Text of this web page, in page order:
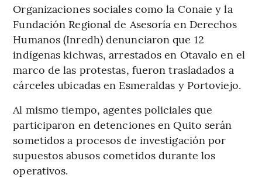
Organizaciones sociales como la Conaie y la
Fundación Regional de Asesoría en Derechos
Humanos (Inredh) denunciaron que 12
indígenas kichwas, arrestados en Otavalo en el
marco de las protestas, fueron trasladados a
cárceles ubicadas en Esmeraldas y Portoviejo.
Al mismo tiempo, agentes policiales que
participaron en detenciones en Quito serán
sometidos a procesos de investigación por
supuestos abusos cometidos durante los
operativos.